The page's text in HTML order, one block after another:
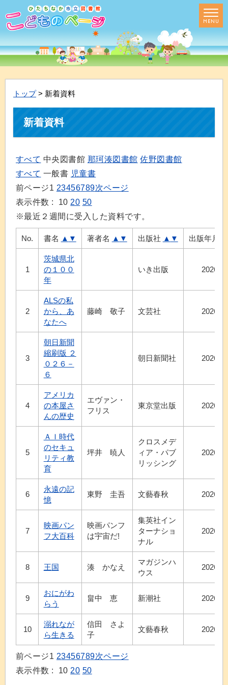
トップ> 新着資料
新着資料
すべて 中央図書館 那珂湊図書館 佐野図書館
すべて 一般書 児童書
前ページ1 23456789次ページ
表示件数 : 10 20 50
※最近２週間に受入した資料です。
No. 書名 ▲ ▼ 著者名 ▲ ▼ 出版社 ▲ ▼ 出版年月
1
茨城県北
の１００
年
いき出版 2026.8
2
ALSの私
から、あ
なたへ
藤崎 敬子 文芸社 2026.3
3
朝日新聞
縮刷版 ２
０２６－
６
朝日新聞社 2026.7
4
アメリカ
の本屋さ
んの歴史
エヴァン・
フリス
東京堂出版 2026.8
5
ＡＩ時代
のセキュ
リティ教
育
坪井 暁人
クロスメデ
ィア・パブ
リッシング
2026.5
6
永遠の記
憶
東野 圭吾 文藝春秋 2026.8
7
映画パン
フ大百科
映画パンフ
は宇宙だ!
集英社イン
ターナショ
ナル
2026.7
8 王国 湊 かなえ
マガジンハ
ウス
2026.7
9
おにがわ
らう
畠中 恵 新潮社 2026.7
10
溺れなが
ら生きる
信田 さよ
子
文藝春秋 2026.7
前ページ1 23456789次ページ
表示件数 : 10 20 50